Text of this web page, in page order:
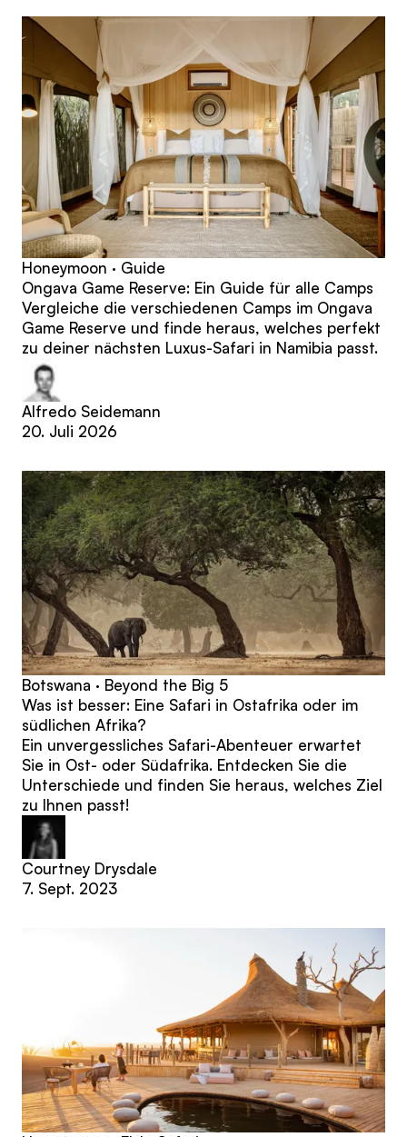
Beiträge
Honeymoon · Guide
Ongava Game Reserve: Ein Guide für alle Camps
Vergleiche die verschiedenen Camps im Ongava
Game Reserve und finde heraus, welches perfekt
zu deiner nächsten Luxus-Safari in Namibia passt.
Alfredo Seidemann
20. Juli 2026
Botswana · Beyond the Big 5
Was ist besser: Eine Safari in Ostafrika oder im
südlichen Afrika?
Ein unvergessliches Safari-Abenteuer erwartet
Sie in Ost- oder Südafrika. Entdecken Sie die
Unterschiede und finden Sie heraus, welches Ziel
zu Ihnen passt!
Courtney Drysdale
7. Sept. 2023